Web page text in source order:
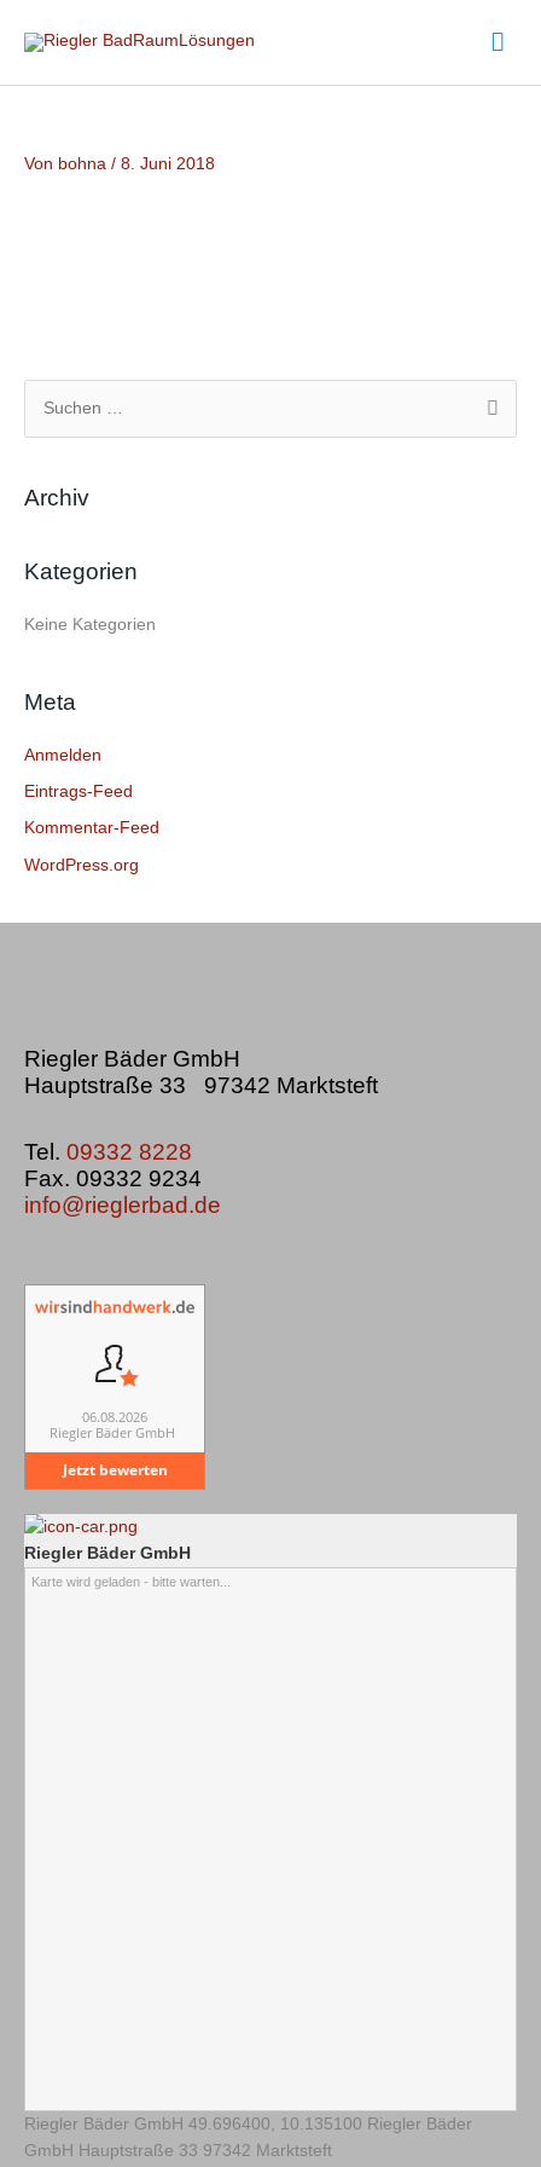
Inhalt
Von bohna / 8. Juni 2018
h
n
h
Archiv
Kategorien
Keine Kategorien
Meta
Anmelden
Eintrags-Feed
Kommentar-Feed
WordPress.org
Riegler Bäder GmbH
Hauptstraße 33 97342 Marktsteft
Tel. 09332 8228
Fax. 09332 9234
info@rieglerbad.de
06.08.2026
Riegler Bäder GmbH
Jetzt bewerten
Riegler Bäder GmbH
Karte wird geladen - bitte warten...
Riegler Bäder GmbH 49.696400 10.135100 Riegler Bäder
GmbH Hauptstraße 33 97342 Marktsteft